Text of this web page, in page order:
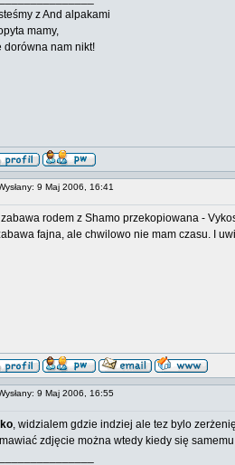
z And alpakami
mamy,
dorówna nam nikt!
9 Maj 2006, 16:41
zabawa rodem z Shamo przekopiowana -
fajna, ale chwilowo nie mam czasu. I
9 Maj 2006, 16:55
, widzialem gdzie indziej ale tez bylo
zdjęcie można wtedy kiedy się